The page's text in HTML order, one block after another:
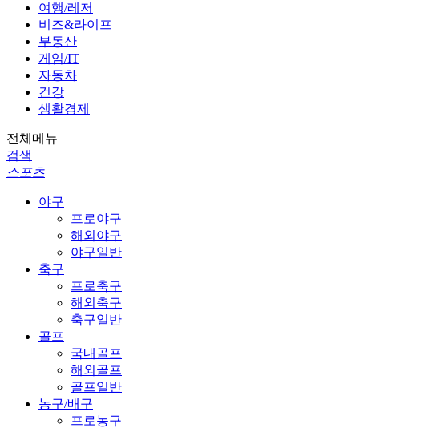
여행/레저
비즈&라이프
부동산
게임/IT
자동차
건강
생활경제
전체메뉴
검색
스포츠
야구
프로야구
해외야구
야구일반
축구
프로축구
해외축구
축구일반
골프
국내골프
해외골프
골프일반
농구/배구
프로농구